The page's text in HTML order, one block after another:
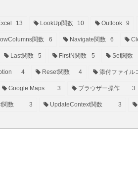
13 LookUp関数 10 Outlook 9
関数 6 Navigate関数 6
Last関数 5 FirstN関数 5 Set関数
4 Reset関数 4 添付ファイル
Google Maps 3 ブラウザー操作 3
数 3 UpdateContext関数 3